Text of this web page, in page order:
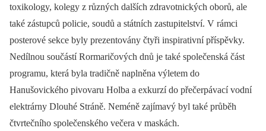
toxikology, kolegy z různých dalších zdravotnických oborů, ale
také zástupců policie, soudů a státních zastupitelství. V rámci
posterové sekce byly prezentovány čtyři inspirativní příspěvky.
Nedílnou součástí Rormaričových dnů je také společenská část
programu, která byla tradičně naplněna výletem do
Hanušovického pivovaru Holba a exkurzí do přečerpávací vodní
elektrárny Dlouhé Stráně. Neméně zajímavý byl také průběh
čtvrtečního společenského večera v maskách.